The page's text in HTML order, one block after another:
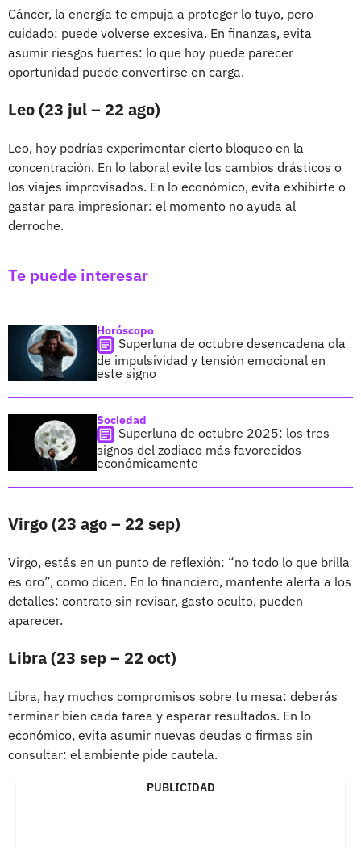
Cáncer, la energía te empuja a proteger lo tuyo, pero
cuidado: puede volverse excesiva. En finanzas, evita
asumir riesgos fuertes: lo que hoy puede parecer
oportunidad puede convertirse en carga.
Leo (23 jul – 22 ago)
Leo, hoy podrías experimentar cierto bloqueo en la
concentración. En lo laboral evite los cambios drásticos o
los viajes improvisados. En lo económico, evita exhibirte o
gastar para impresionar: el momento no ayuda al
derroche.
Te puede interesar
Horóscopo
Superluna de octubre desencadena ola
de impulsividad y tensión emocional en
este signo
Sociedad
Superluna de octubre 2025: los tres
signos del zodiaco más favorecidos
económicamente
Virgo (23 ago – 22 sep)
Virgo, estás en un punto de reflexión: “no todo lo que brilla
es oro”, como dicen. En lo financiero, mantente alerta a los
detalles: contrato sin revisar, gasto oculto, pueden
aparecer.
Libra (23 sep – 22 oct)
Libra, hay muchos compromisos sobre tu mesa: deberás
terminar bien cada tarea y esperar resultados. En lo
económico, evita asumir nuevas deudas o firmas sin
consultar: el ambiente pide cautela.
PUBLICIDAD